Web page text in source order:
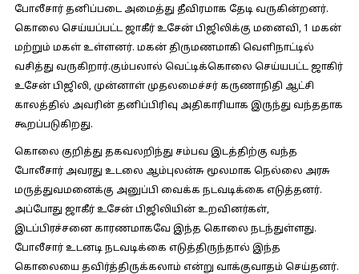
போலீசார் தனிப்படை அமைத்து தீவிரமாக தேடி வருகின்றனர்.
கொலை செய்யப்பட்ட ஜாகீர் உசேன் பிஜிலிக்கு மனைவி, 1 மகன்
மற்றும் மகள் உள்ளனர். மகன் திருமணமாகி வெளிநாட்டில்
வசித்து வருகிறார்.கும்பலால் வெட்டிக்கொலை செய்யபட்ட ஜாகிர்
உசேன் பிஜிலி, முன்னாள் முதலமைச்சர் கருணாநிதி ஆட்சி
காலத்தில் அவரின் தனிப்பிரிவு அதிகாரியாக இருந்து வந்ததாக
கூறப்படுகிறது.
கொலை குறித்து தகவலறிந்து சம்பவ இடத்திற்கு வந்த
போலீசார் அவரது உடலை ஆம்புலன்சு மூலமாக நெல்லை அரசு
மருத்துவமனைக்கு அனுப்பி வைக்க நடவடிக்கை எடுத்தனர்.
அப்போது ஜாகீர் உசேன் பிஜிலியின் உறவினர்கள்,
இடப்பிரச்சனை காரணமாகவே இந்த கொலை நடந்துள்ளது.
போலீசார் உடனடி நடவடிக்கை எடுத்திருந்தால் இந்த
கொலையை தவிர்த்திருக்கலாம் என்று வாக்குவாதம் செய்தனர்.